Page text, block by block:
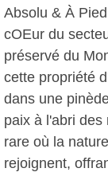
Absolu & À
cOEur du
préservé du
cette propriété
dans une
paix à l'abri des
rare où la
rejoignent,